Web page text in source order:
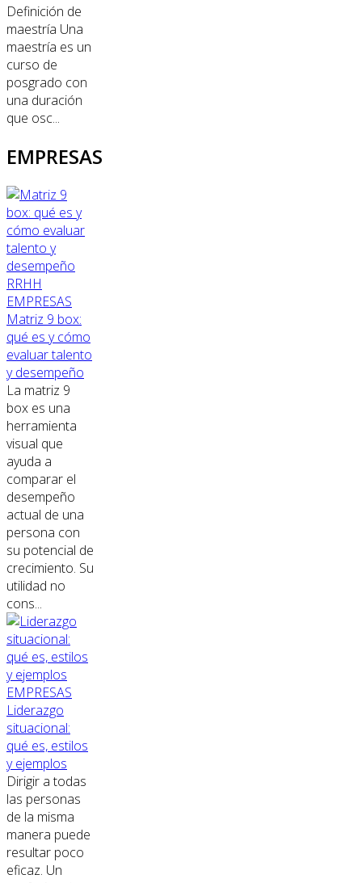
Definición de
maestría Una
maestría es un
curso de
posgrado con
una duración
que osc...
EMPRESAS
RRHH
EMPRESAS
Matriz 9 box:
qué es y cómo
evaluar talento
y desempeño
La matriz 9
box es una
herramienta
visual que
ayuda a
comparar el
desempeño
actual de una
persona con
su potencial de
crecimiento. Su
utilidad no
cons...
EMPRESAS
Liderazgo
situacional:
qué es, estilos
y ejemplos
Dirigir a todas
las personas
de la misma
manera puede
resultar poco
eficaz. Un